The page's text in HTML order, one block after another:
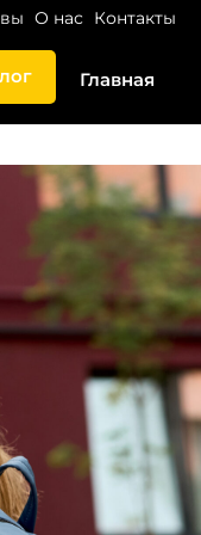
О нас Контакты
Главная